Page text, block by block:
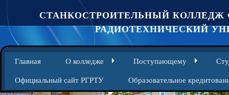
СТАНКОСТРОИТЕЛЬНЫЙ КОЛЛЕДЖ
РАДИОТЕХНИЧЕСКИЙ
Главная О колледже Поступающему
Официальный сайт РГРТУ Образовательное